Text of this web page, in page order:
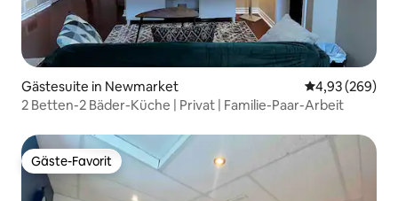
Gästesuite in Newmarket
4,93 (269)
2 Betten-2 Bäder-Küche | Privat | Familie-Paar-Arbeit
Gäste-Favorit
Gäste-Favorit